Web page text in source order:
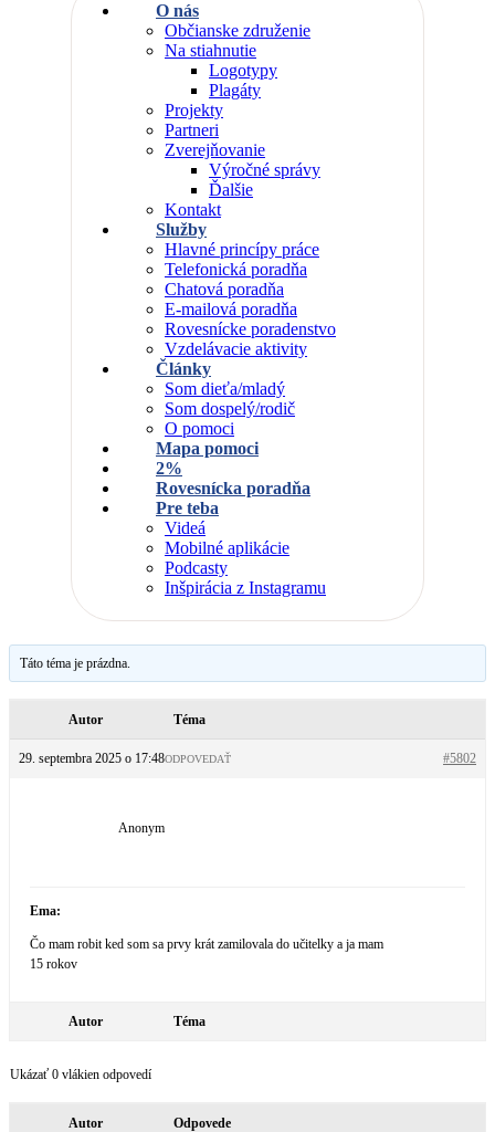
O nás
Občianske združenie
Na stiahnutie
Logotypy
Plagáty
Projekty
Partneri
Zverejňovanie
Výročné správy
Ďalšie
Kontakt
Služby
Hlavné princípy práce
Telefonická poradňa
Chatová poradňa
E-mailová poradňa
Rovesnícke poradenstvo
Vzdelávacie aktivity
Články
Som dieťa/mladý
Som dospelý/rodič
O pomoci
Mapa pomoci
2%
Rovesnícka poradňa
Pre teba
Videá
Mobilné aplikácie
Podcasty
Inšpirácia z Instagramu
Táto téma je prázdna.
Autor Téma
29. septembra 2025 o 17:48 #5802
ODPOVEDAŤ
Anonym
Ema:
Čo mam robit ked som sa prvy krát zamilovala do učitelky a ja mam
15 rokov
Autor Téma
Ukázať 0 vlákien odpovedí
Autor Odpovede